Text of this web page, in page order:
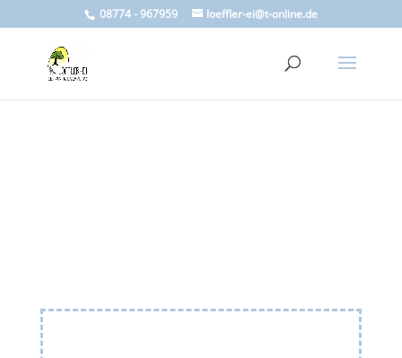
08774 - 967959 loeffler-ei@t-online.de